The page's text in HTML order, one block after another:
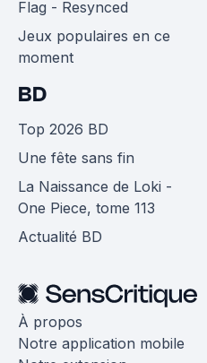
Flag - Resynced
Jeux populaires en ce
moment
BD
Top 2026 BD
Une fête sans fin
La Naissance de Loki -
One Piece, tome 113
Actualité BD
À propos
Notre application mobile